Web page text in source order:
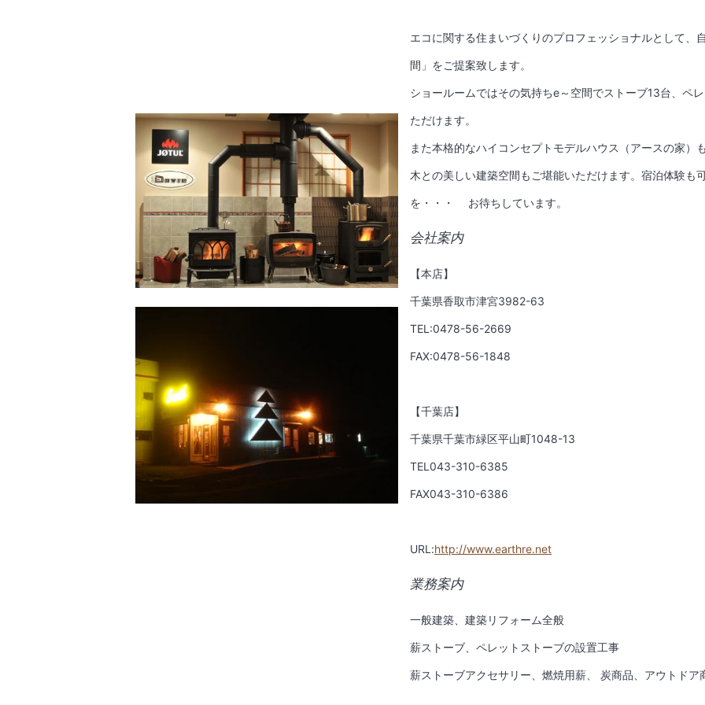
エコに関する住まいづくりのプロフェッショナルとして、
間」をご提案致します。
ショールームではその気持ちe～空間でストーブ13台、ペ
ただけます。
また本格的なハイコンセプトモデルハウス（アースの家）
木との美しい建築空間もご堪能いただけます。宿泊体験も
を・・・ お待ちしています。
会社案内
【本店】
千葉県香取市津宮3982-63
TEL:0478-56-2669
FAX:0478-56-1848
【千葉店】
千葉県千葉市緑区平山町1048-13
TEL043-310-6385
FAX043-310-6386
URL:http://www.earthre.net
業務案内
一般建築、建築リフォーム全般
薪ストーブ、ペレットストーブの設置工事
薪ストーブアクセサリー、燃焼用薪、 炭商品、アウトドア